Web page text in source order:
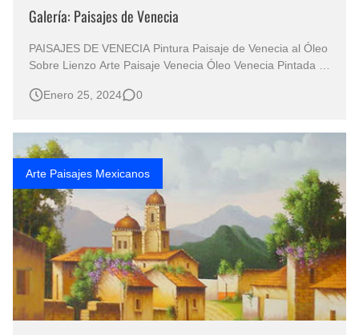
Galería: Paisajes de Venecia
PAISAJES DE VENECIA Pintura Paisaje de Venecia al Óleo
Sobre Lienzo Arte Paisaje Venecia Óleo Venecia Pintada al
de Venecia al Óleo Los canales de Venecia son
y Cultura: Los cana…
Enero 25, 2024 0
Arte Paisajes Mexicanos